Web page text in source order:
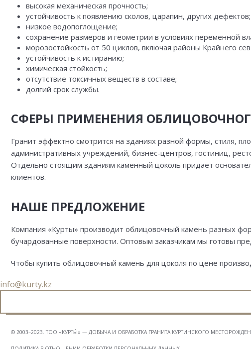
высокая механическая прочность;
устойчивость к появлению сколов, царапин, других дефектов;
низкое водопоглощение;
сохранение размеров и геометрии в условиях переменной
морозостойкость от 50 циклов, включая районы Крайнего
устойчивость к истиранию;
химическая стойкость;
отсутствие токсичных веществ в составе;
долгий срок службы.
СФЕРЫ ПРИМЕНЕНИЯ
Гранит эффектно смотрится на зданиях разной формы, стиля,
административных учреждений, бизнес-центров, гостиниц,
Отдельно стоящим зданиям каменный цоколь придает
клиентов.
НАШЕ ПРЕДЛОЖЕНИЕ
Компания «Курты» производит облицовочный камень разных
бучардованные поверхности. Оптовым заказчикам мы готовы
Чтобы купить облицовочный камень для цоколя по цене
info@kurty.kz
© 2003–2023. ТОО «КУРТЫ̀» — ДОБЫЧА И ОБРАБОТКА ГРАНИТА КУРТИНСКОГО